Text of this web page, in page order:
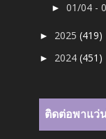
►01/04 -
► 2025(419)
► 2024(451)
ติดต่อพาแว่